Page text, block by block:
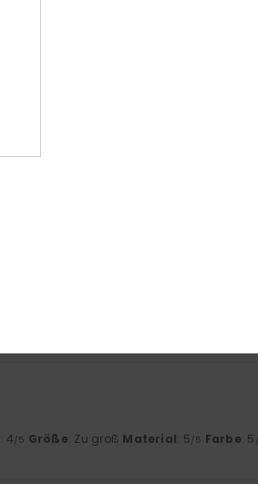
4.7
: 4/5 Größe: Zu groß Material: 5/5 Farbe: 5